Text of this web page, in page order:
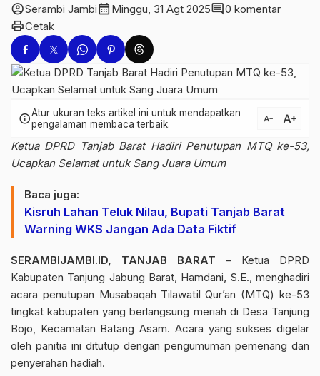
account_circleSerambi Jambicalendar_month Minggu, 31 Agt 2025comment0 komentar
printCetak
infoAtur ukuran teks artikel ini untuk mendapatkan
pengalaman membaca terbaik.
text_decrease text_increase
Ketua DPRD Tanjab Barat Hadiri Penutupan MTQ ke-53,
Ucapkan Selamat untuk Sang Juara Umum
Baca juga:
Kisruh Lahan Teluk Nilau, Bupati Tanjab Barat
Warning WKS Jangan Ada Data Fiktif
SERAMBIJAMBI.ID, TANJAB BARAT – Ketua DPRD
Kabupaten Tanjung Jabung Barat, Hamdani, S.E., menghadiri
acara penutupan Musabaqah Tilawatil Qur’an (MTQ) ke-53
tingkat kabupaten yang berlangsung meriah di Desa Tanjung
Bojo, Kecamatan Batang Asam. Acara yang sukses digelar
oleh panitia ini ditutup dengan pengumuman pemenang dan
penyerahan hadiah.